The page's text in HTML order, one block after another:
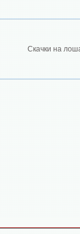
Скачки на